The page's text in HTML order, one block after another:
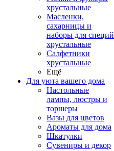
хрустальные
Масленки,
сахарницы и
наборы для специй
хрустальные
Салфетники
хрустальные
Ещё
Для уюта вашего дома
Настольные
лампы, люстры и
торшеры
Вазы для цветов
Ароматы для дома
Шкатулки
Сувениры и декор